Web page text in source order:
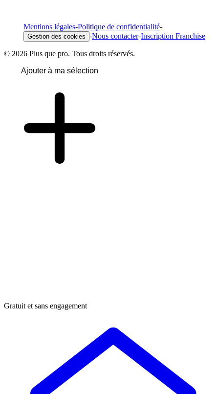
Mentions légales-Politique de confidentialité-
Gestion des cookies -Nous contacter-Inscription Franchise
© 2026 Plus que pro. Tous droits réservés.
Ajouter à ma sélection
Gratuit et sans engagement